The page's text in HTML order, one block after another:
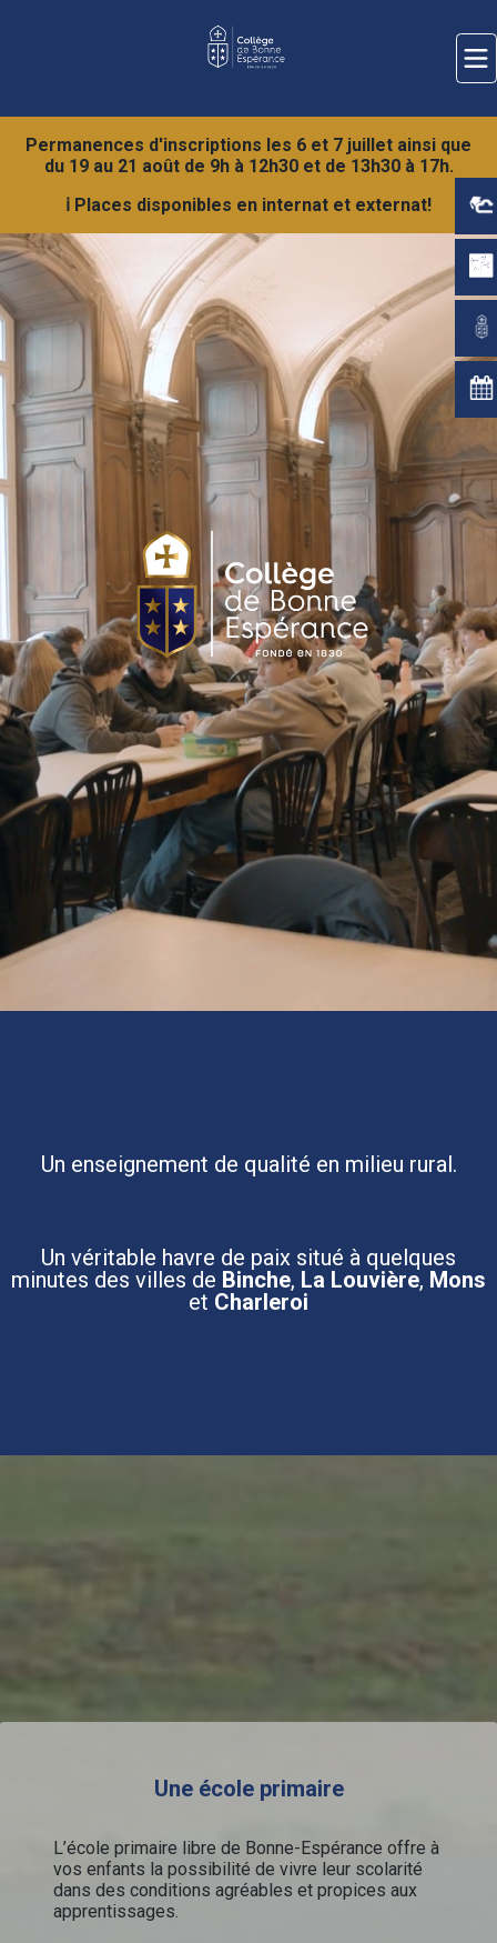
Permanences d'inscriptions les 6 et 7 juillet ainsi que
du 19 au 21 août de 9h à 12h30 et de 13h30 à 17h.
ℹ️ Places disponibles en internat et externat!
Un enseignement de qualité en milieu rural.
Un véritable havre de paix situé à quelques
minutes des villes de Binche, La Louvière, Mons
et Charleroi
Une école primaire
L’école primaire libre de Bonne-Espérance offre à
vos enfants la possibilité de vivre leur scolarité
dans des conditions agréables et propices aux
apprentissages.